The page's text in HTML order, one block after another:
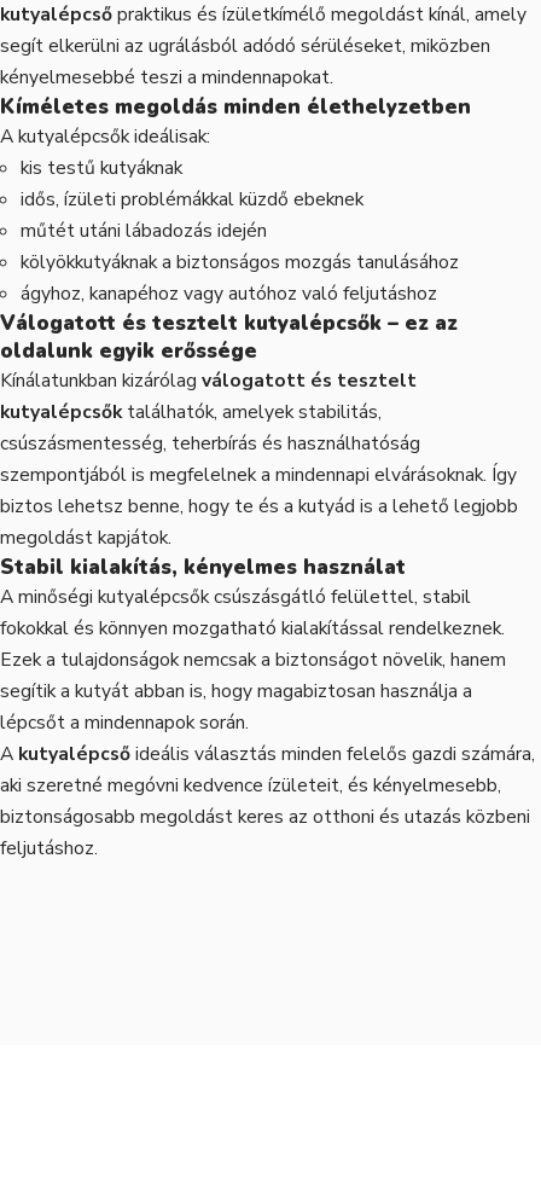
kutyalépcsőpraktikus és ízületkímélő megoldást kínál, amely
segít elkerülni az ugrálásból adódó sérüléseket, miközben
kényelmesebbé teszi a mindennapokat.
Kíméletes megoldás minden élethelyzetben
A kutyalépcsők ideálisak:
kis testű kutyáknak
idős, ízületi problémákkal küzdő ebeknek
műtét utáni lábadozás idején
kölyökkutyáknak a biztonságos mozgás tanulásához
ágyhoz, kanapéhoz vagy autóhoz való feljutáshoz
Válogatott és tesztelt kutyalépcsők – ez az
oldalunk egyik erőssége
Kínálatunkban kizárólag válogatott és tesztelt
kutyalépcsőktalálhatók, amelyek stabilitás,
csúszásmentesség, teherbírás és használhatóság
szempontjából is megfelelnek a mindennapi elvárásoknak. Így
biztos lehetsz benne, hogy te és a kutyád is a lehető legjobb
megoldást kapjátok.
Stabil kialakítás, kényelmes használat
A minőségi kutyalépcsők csúszásgátló felülettel, stabil
fokokkal és könnyen mozgatható kialakítással rendelkeznek.
Ezek a tulajdonságok nemcsak a biztonságot növelik, hanem
segítik a kutyát abban is, hogy magabiztosan használja a
lépcsőt a mindennapok során.
A kutyalépcsőideális választás minden felelős gazdi számára,
aki szeretné megóvni kedvence ízületeit, és kényelmesebb,
biztonságosabb megoldást keres az otthoni és utazás közbeni
feljutáshoz.